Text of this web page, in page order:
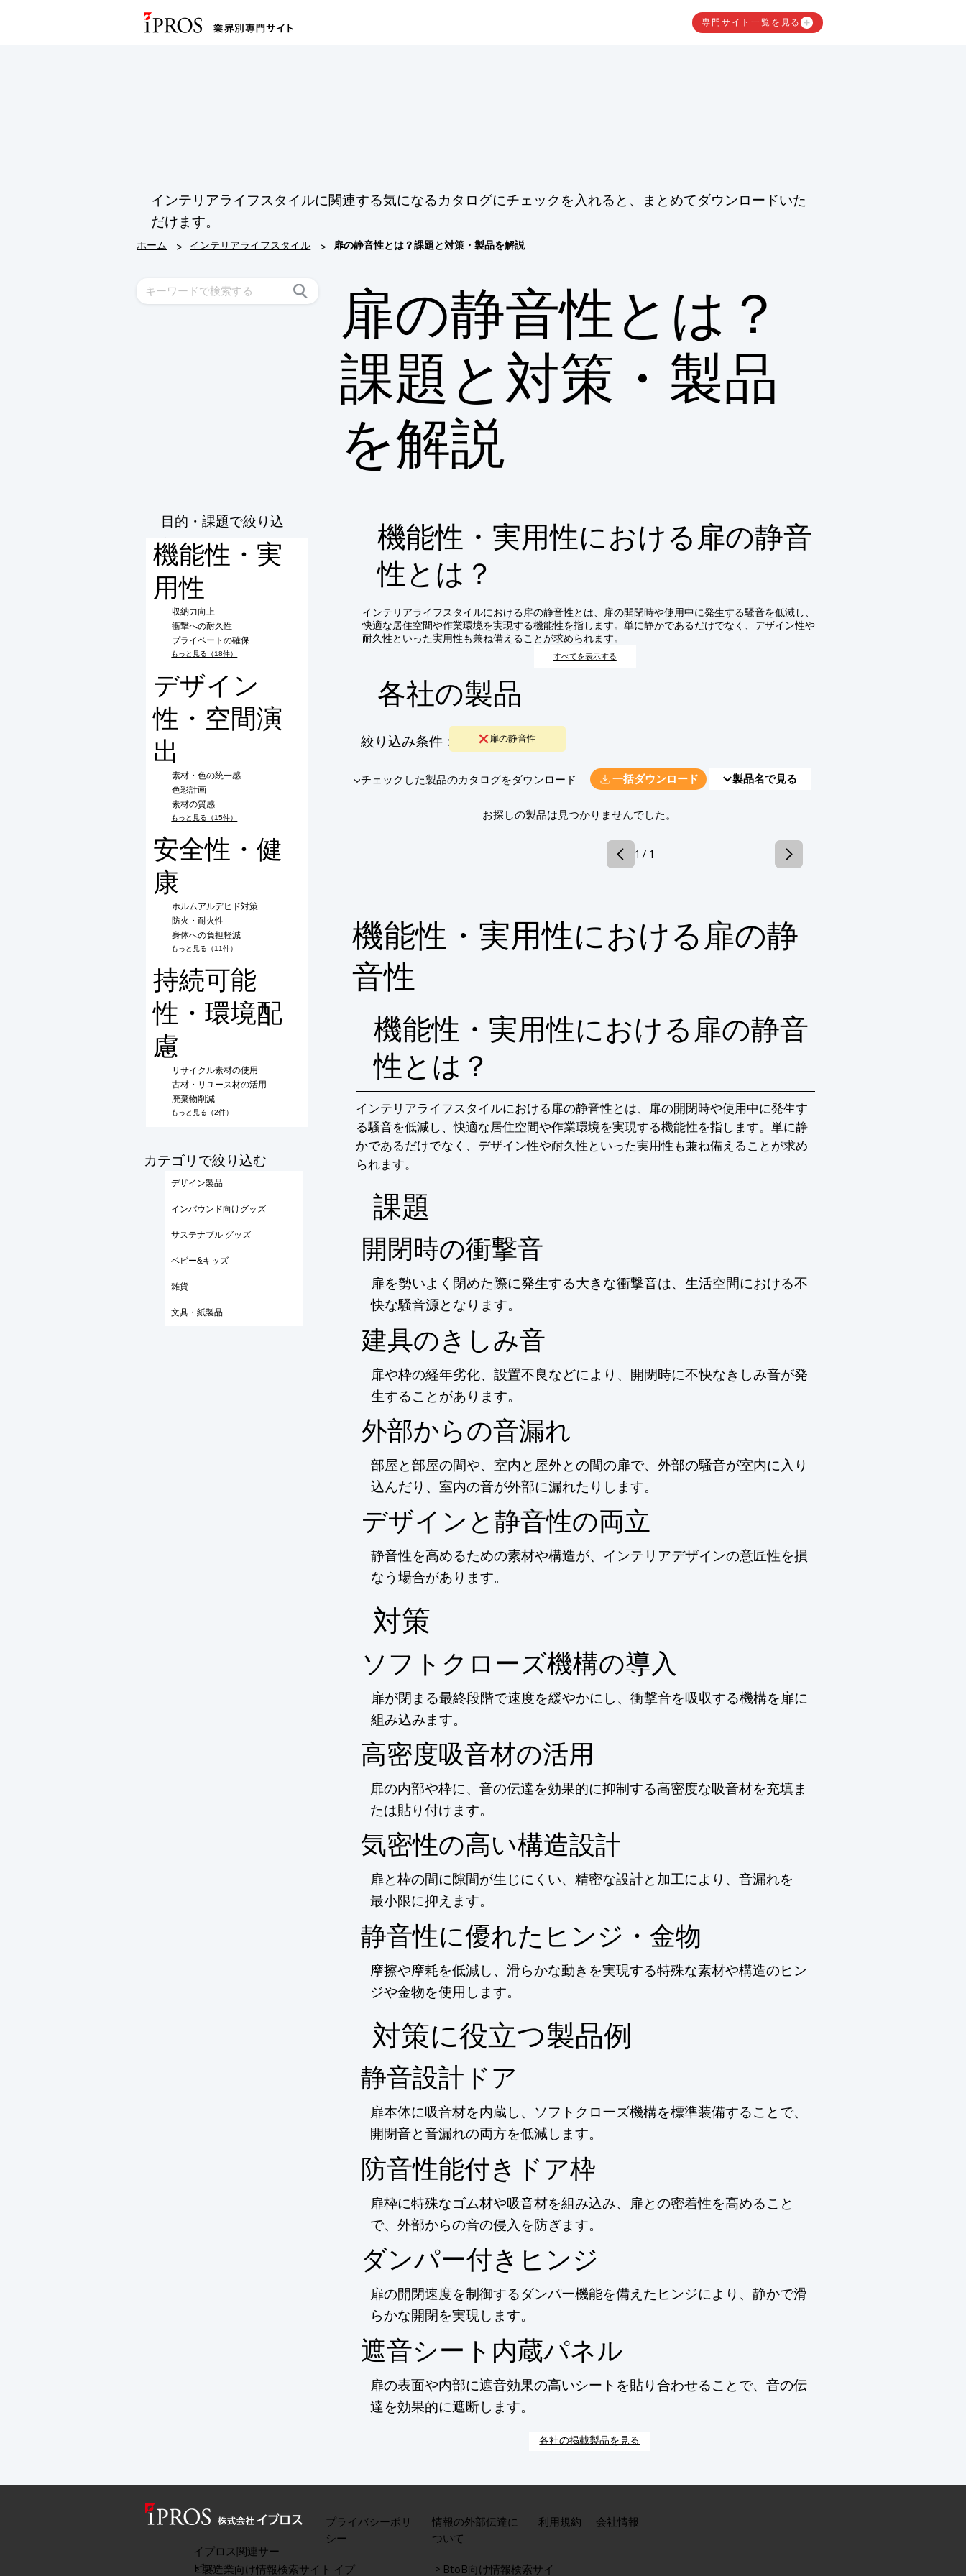
専門サイト一覧を見る
インテリアライフスタイルに関連する気になるカタログにチェックを入れると、まとめてダウンロードいた
だけます。
ホーム > インテリアライフスタイル > 扉の静音性とは？課題と対策・製品を解説
扉の静音性とは？
課題と対策・製品
を解説
目的・課題で絞り込
む
機能性・実
用性
収納力向上
衝撃への耐久性
プライベートの確保
もっと見る（18件）
デザイン
性・空間演
出
素材・色の統一感
色彩計画
素材の質感
もっと見る（15件）
安全性・健
康
ホルムアルデヒド対策
防火・耐火性
身体への負担軽減
もっと見る（11件）
持続可能
性・環境配
慮
リサイクル素材の使用
古材・リユース材の活用
廃棄物削減
もっと見る（2件）
​カテゴリで絞り込む
デザイン製品
インバウンド向けグッズ
サステナブル グッズ
ベビー&キッズ
雑貨
文具・紙製品
機能性・実用性における扉の静音
性とは？
インテリアライフスタイルにおける扉の静音性とは、扉の開閉時や使用中に発生する騒音を低減し、
快適な居住空間や作業環境を実現する機能性を指します。単に静かであるだけでなく、デザイン性や
耐久性といった実用性も兼ね備えることが求められます。
すべてを表示する
各社の製品
絞り込み条件： 扉の静音性
​▼チェックした製品のカタログをダウンロード 一括ダウンロード 製品名で見る
​お探しの製品は見つかりませんでした。
1 / 1
機能性・実用性における扉の静
音性
機能性・実用性における扉の静音
性とは？
インテリアライフスタイルにおける扉の静音性とは、扉の開閉時や使用中に発生す
る騒音を低減し、快適な居住空間や作業環境を実現する機能性を指します。単に静
かであるだけでなく、デザイン性や耐久性といった実用性も兼ね備えることが求め
られます。
​課題
開閉時の衝撃音
扉を勢いよく閉めた際に発生する大きな衝撃音は、生活空間における不
快な騒音源となります。
建具のきしみ音
扉や枠の経年劣化、設置不良などにより、開閉時に不快なきしみ音が発
生することがあります。
外部からの音漏れ
部屋と部屋の間や、室内と屋外との間の扉で、外部の騒音が室内に入り
込んだり、室内の音が外部に漏れたりします。
デザインと静音性の両立
静音性を高めるための素材や構造が、インテリアデザインの意匠性を損
なう場合があります。
​対策
ソフトクローズ機構の導入
扉が閉まる最終段階で速度を緩やかにし、衝撃音を吸収する機構を扉に
組み込みます。
高密度吸音材の活用
扉の内部や枠に、音の伝達を効果的に抑制する高密度な吸音材を充填ま
たは貼り付けます。
気密性の高い構造設計
扉と枠の間に隙間が生じにくい、精密な設計と加工により、音漏れを
最小限に抑えます。
静音性に優れたヒンジ・金物
摩擦や摩耗を低減し、滑らかな動きを実現する特殊な素材や構造のヒン
ジや金物を使用します。
​対策に役立つ製品例
静音設計ドア
扉本体に吸音材を内蔵し、ソフトクローズ機構を標準装備することで、
開閉音と音漏れの両方を低減します。
防音性能付きドア枠
扉枠に特殊なゴム材や吸音材を組み込み、扉との密着性を高めること
で、外部からの音の侵入を防ぎます。
ダンパー付きヒンジ
扉の開閉速度を制御するダンパー機能を備えたヒンジにより、静かで滑
らかな開閉を実現します。
遮音シート内蔵パネル
扉の表面や内部に遮音効果の高いシートを貼り合わせることで、音の伝
達を効果的に遮断します。
各社の掲載製品を見る
​プライバシーポリ
シー
​情報の外部伝達に
ついて
利用規約 会社情報
> BtoB向け情報検索サイ
> 製造業向け情報検索サイト イプ
イプロス関連サー
ビス